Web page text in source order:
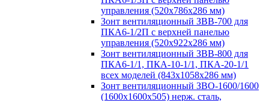
управления (520х786х286 мм)
Зонт вентиляционный ЗВВ-700 для
ПКА6-1/2П с верхней панелью
управления (520х922х286 мм)
Зонт вентиляционный ЗВВ-800 для
ПКА6-1/1, ПКА-10-1/1, ПКА-20-1/1
всех моделей (843х1058х286 мм)
Зонт вентиляционный ЗВО-1600/1600
(1600х1600х505) нерж. сталь,